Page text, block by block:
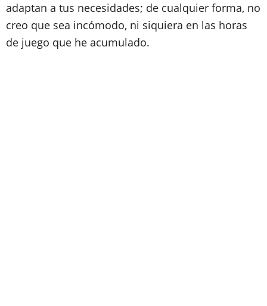
adaptan a tus necesidades; de cualquier forma, no
creo que sea incómodo, ni siquiera en las horas
de juego que he acumulado.